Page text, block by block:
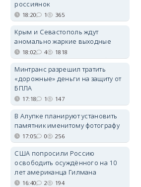
россиянок
18:20 1 365
Крым и Севастополь ждут
аномально жаркие выходные
18:02 4 1818
Минтранс разрешил тратить
«дорожные» деньги на защиту от
БПЛА
17:18 1 147
В Алупке планируют установить
памятник именитому фотографу
17:05 0 256
США попросили Россию
освободить осуждённого на 10
лет американца Гилмана
16:40 2 194